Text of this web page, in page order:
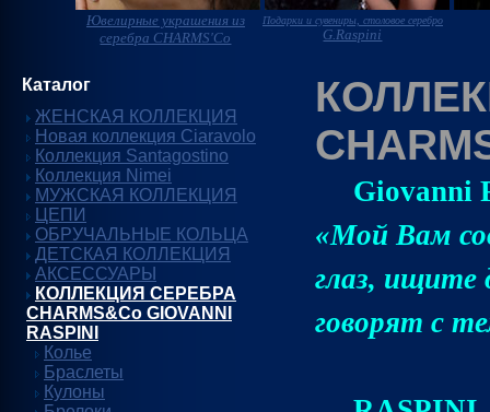
Ювелирные украшения из
серебра CHARMS'Co
Подарки и сувениры, столовое серебро
G.Raspini
Каталог
ЖЕНСКАЯ КОЛЛЕКЦИЯ
Новая коллекция Ciaravolo
Коллекция Santagostino
Коллекция Nimei
МУЖСКАЯ КОЛЛЕКЦИЯ
ЦЕПИ
ОБРУЧАЛЬНЫЕ КОЛЬЦА
ДЕТСКАЯ КОЛЛЕКЦИЯ
АКСЕССУАРЫ
КОЛЛЕКЦИЯ СЕРЕБРА
CHARMS&Co GIOVANNI
RASPINI
Колье
Браслеты
Кулоны
Giovanni
«Мой Вам
глаз, ищите
говорят с